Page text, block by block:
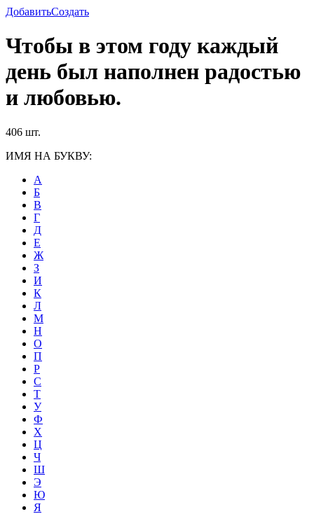
ДобавитьСоздать
Чтобы в этом году каждый
день был наполнен радостью
и любовью.
406 шт.
ИМЯ НА БУКВУ:
А
Б
В
Г
Д
Е
Ж
З
И
К
Л
М
Н
О
П
Р
С
Т
У
Ф
Х
Ц
Ч
Ш
Э
Ю
Я